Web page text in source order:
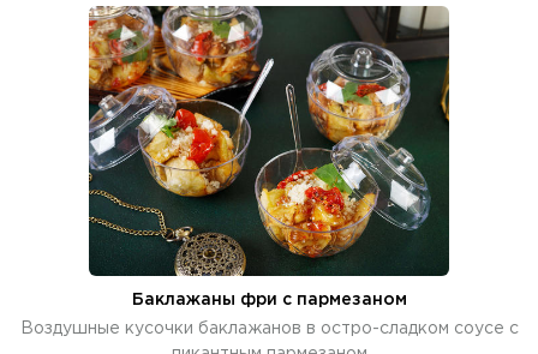
Баклажаны фри с пармезаном
Воздушные кусочки баклажанов в остро-сладком соусе с